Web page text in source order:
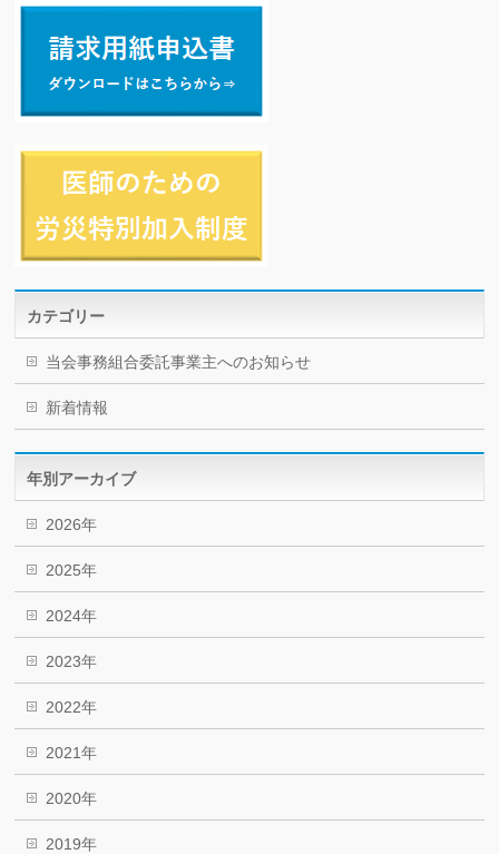
カテゴリー
当会事務組合委託事業主へのお知らせ
新着情報
年別アーカイブ
2026年
2025年
2024年
2023年
2022年
2021年
2020年
2019年